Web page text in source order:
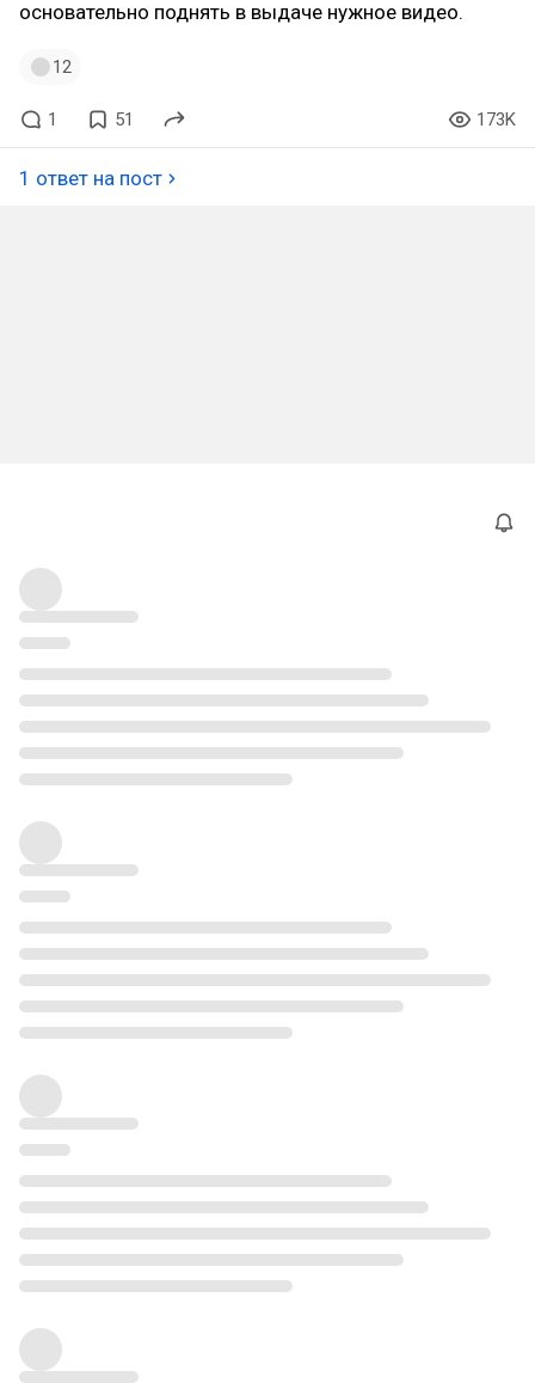
основательно поднять в выдаче нужное видео.
12
1 51 173K
1 ответ на пост